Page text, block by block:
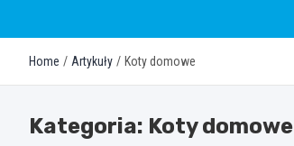
Home Artykuły Koty domowe
Kategoria: Koty domowe